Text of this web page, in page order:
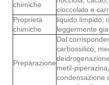
chimiche
cioccolato e
Proprietà
chimiche
liquido limpido,
leggermente
Preparazione
Dal
carbossilico;
metil-
condensazione